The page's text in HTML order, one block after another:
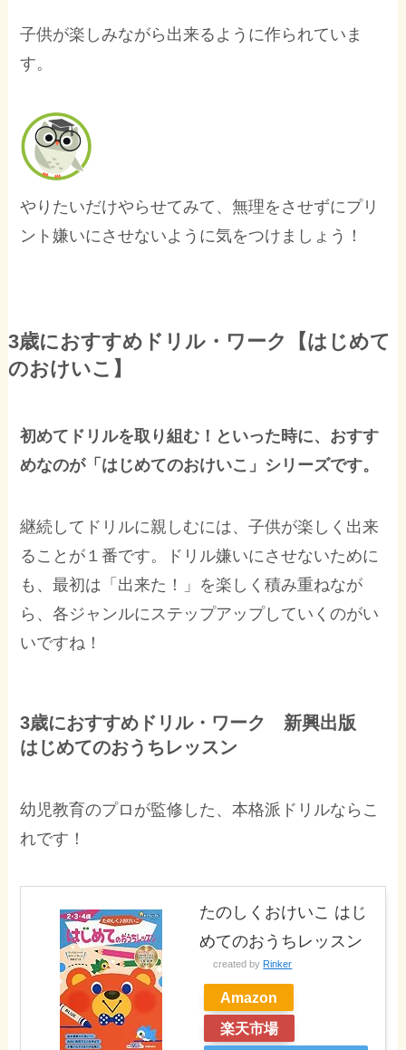
子供が楽しみながら出来るように作られていま
す。
やりたいだけやらせてみて、無理をさせずにプリ
ント嫌いにさせないように気をつけましょう！
3歳におすすめドリル・ワーク【はじめて
のおけいこ】
初めてドリルを取り組む！といった時に、おすす
めなのが「はじめてのおけいこ」シリーズです。
継続してドリルに親しむには、子供が楽しく出来
ることが１番です。ドリル嫌いにさせないために
も、最初は「出来た！」を楽しく積み重ねなが
ら、各ジャンルにステップアップしていくのがい
いですね！
3歳におすすめドリル・ワーク 新興出版
はじめてのおうちレッスン
幼児教育のプロが監修した、本格派ドリルならこ
れです！
たのしくおけいこ はじ
めてのおうちレッスン
created by Rinker
Amazon
楽天市場